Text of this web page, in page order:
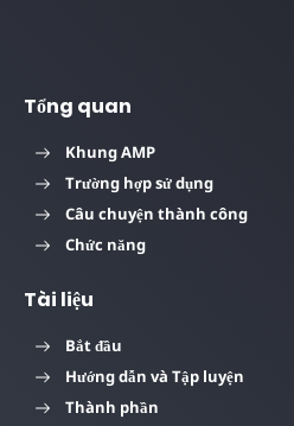
Tổng quan
Khung AMP
Trường hợp sử dụng
Câu chuyện thành công
Chức năng
Tài liệu
Bắt đầu
Hướng dẫn và Tập luyện
Thành phần